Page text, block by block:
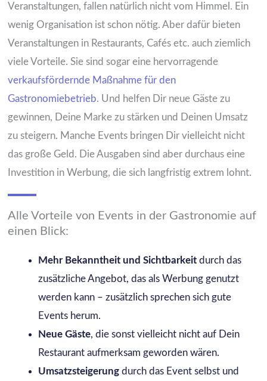
Veranstaltungen, fallen natürlich nicht vom Himmel. Ein
wenig Organisation ist schon nötig. Aber dafür bieten
Veranstaltungen in Restaurants, Cafés etc. auch ziemlich
viele Vorteile. Sie sind sogar eine hervorragende
verkaufsfördernde Maßnahme für den
Gastronomiebetrieb. Und helfen Dir neue Gäste zu
gewinnen, Deine Marke zu stärken und Deinen Umsatz
zu steigern. Manche Events bringen Dir vielleicht nicht
das große Geld. Die Ausgaben sind aber durchaus eine
Investition in Werbung, die sich langfristig extrem lohnt.
Alle Vorteile von Events in der Gastronomie auf
einen Blick:
Mehr Bekanntheit und Sichtbarkeit durch das
zusätzliche Angebot, das als Werbung genutzt
werden kann – zusätzlich sprechen sich gute
Events herum.
Neue Gäste, die sonst vielleicht nicht auf Dein
Restaurant aufmerksam geworden wären.
Umsatzsteigerungdurch das Event selbst und